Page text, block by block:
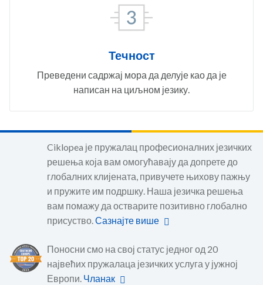
Течност
Преведени садржај мора да делује као да је
написан на циљном језику.
Ciklopea је пружалац професионалних језичких
решења која вам омогућавају да допрете до
глобалних клијената, привучете њихову пажњу
и пружите им подршку. Наша језичка решења
вам помажу да остварите позитивно глобално
присуство.Сазнајте више
Поносни смо на свој статус једног од 20
највећих пружалаца језичких услуга у јужној
Европи. Чланак